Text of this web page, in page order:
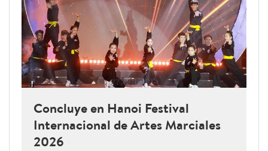
Concluye en Hanoi Festival
Internacional de Artes Marciales
2026